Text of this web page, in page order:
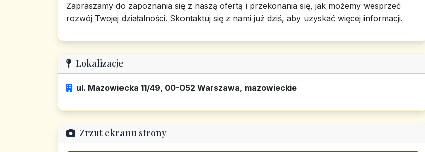
Zapraszamy do zapoznania się z naszą ofertą i przekonania się, jak możemy wesprzeć
rozwój Twojej działalności. Skontaktuj się z nami już dziś, aby uzyskać więcej informacji.
Lokalizacje
ul. Mazowiecka 11/49, 00-052 Warszawa, mazowieckie
Zrzut ekranu strony